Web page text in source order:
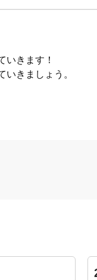
いきます！
いきましょう。